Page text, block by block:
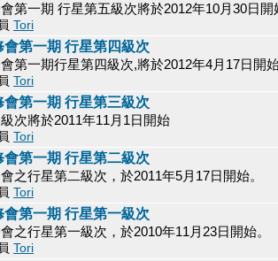
第一期 行星第五級次將於2012年10月30日開
Tori
會第一期 行星第四級次
第一期行星第四級次,將於2012年4月17日開
Tori
會第一期 行星第三級次
次將於2011年11月1日開始
Tori
會第一期 行星第二級次
之行星第二級次，於2011年5月17日開始。
Tori
會第一期 行星第一級次
之行星第一級次，於2010年11月23日開始。
Tori